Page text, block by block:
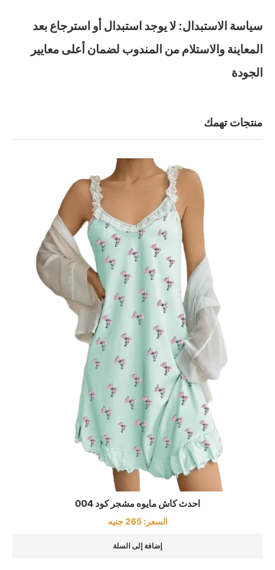
سياسة الاستبدال: لا يوجد استبدال أو استرجاع بعد
المعاينة والاستلام من المندوب لضمان أعلى معايير
الجودة
منتجات تهمك
احدث كاش مايوه مشجر كود 004
السعر:265 جنيه
إضافة إلى السلة